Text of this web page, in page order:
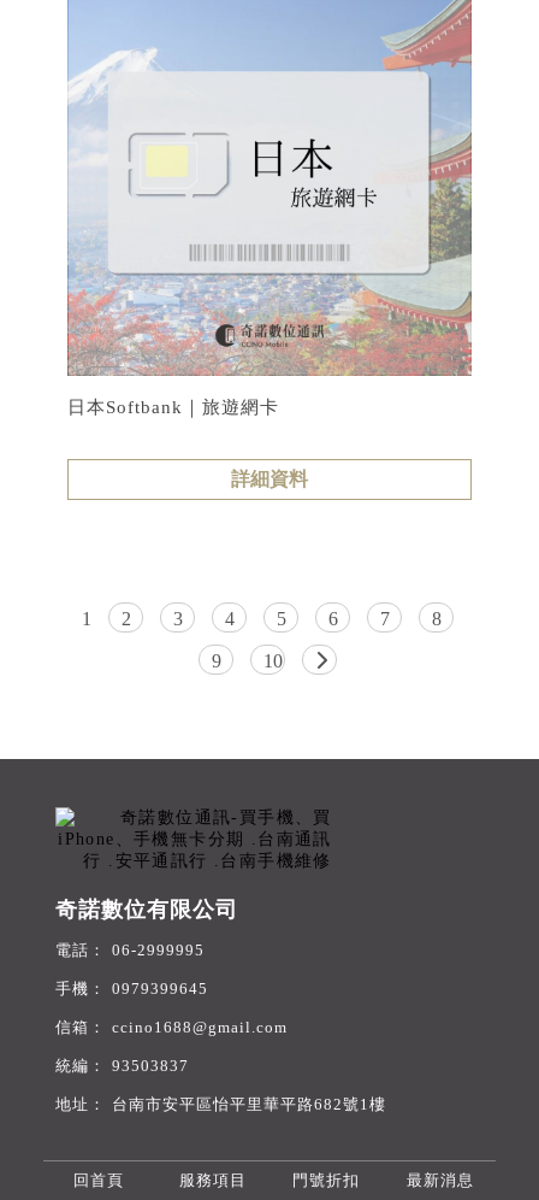
日本Softbank｜旅遊網卡
詳細資料
1 2 3 4 5 6 7 8
9 10
奇諾數位有限公司
06-2999995
0979399645
93503837
ccino1688@gmail.com
台南市安平區怡平里華平路682號1樓
回首頁 服務項目 門號折扣 最新消息